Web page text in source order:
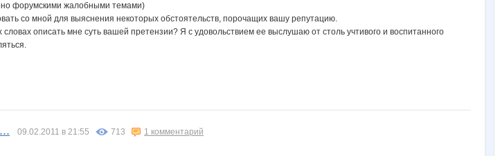
форумскими жалобными темами)
со мной для выяснения некоторых обстоятельств, порочащих вашу репутацию.
описать мне суть вашей претензии? Я с удовольствием ее выслушаю от столь учтивого и воспитанного
09.02.2011 в 21:55 713 1 комментарий